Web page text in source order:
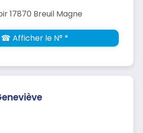
17870 Breuil Magne
☎ Afficher le N° *